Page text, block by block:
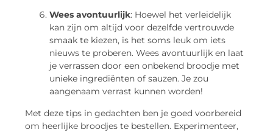
Wees avontuurlijk: Hoewel het verleidelijk
kan zijn om altijd voor dezelfde vertrouwde
smaak te kiezen, is het soms leuk om iets
nieuws te proberen. Wees avontuurlijk en laat
je verrassen door een onbekend broodje met
unieke ingrediënten of sauzen. Je zou
aangenaam verrast kunnen worden!
Met deze tips in gedachten ben je goed voorbereid
om heerlijke broodjes te bestellen. Experimenteer,